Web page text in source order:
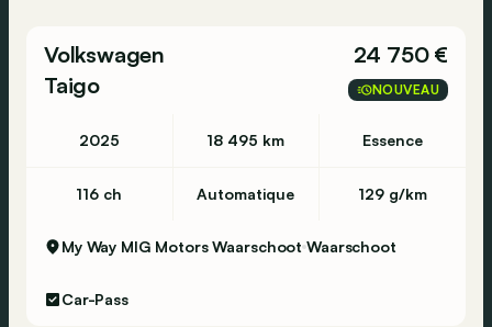
Volkswagen
Taigo
24 750 €
NOUVEAU
2025 18 495 km Essence
116 ch Automatique 129 g/km
My Way MIG Motors Waarschoot Waarschoot
Car-Pass